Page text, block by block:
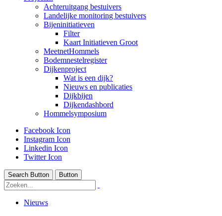
Achteruitgang bestuivers
Landelijke monitoring bestuivers
Bijeninitiatieven
Filter
Kaart Initiatieven Groot
MeetnetHommels
Bodemnestelregister
Dijkenproject
Wat is een dijk?
Nieuws en publicaties
Dijkbijen
Dijkendashbord
Hommelsymposium
Facebook Icon
Instagram Icon
Linkedin Icon
Twitter Icon
Search Button Button
Nieuws